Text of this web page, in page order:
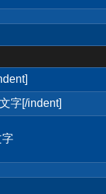
字[/indent]
字